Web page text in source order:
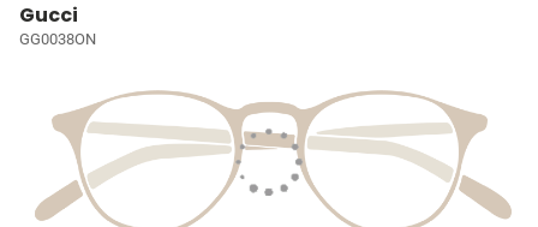
Gucci
GG0038ON